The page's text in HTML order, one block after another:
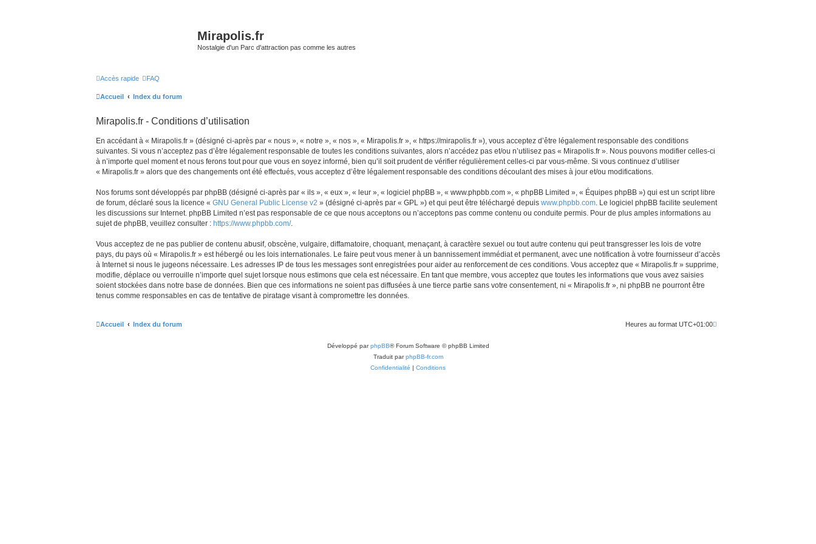
Mirapolis.fr
Nostalgie d'un Parc d'attraction pas comme les autres
Accès rapide FAQ
Accueil Index du forum
Mirapolis.fr - Conditions d’utilisation
En accédant à « Mirapolis.fr » (désigné ci-après par « nous », « notre », « nos », « Mirapolis.fr », « https://mirapolis.fr »), vous acceptez d’être légalement responsable des conditions
suivantes. Si vous n’acceptez pas d’être légalement responsable de toutes les conditions suivantes, alors n’accédez pas et/ou n’utilisez pas « Mirapolis.fr ». Nous pouvons modifier celles-ci
à n’importe quel moment et nous ferons tout pour que vous en soyez informé, bien qu’il soit prudent de vérifier régulièrement celles-ci par vous-même. Si vous continuez d’utiliser
« Mirapolis.fr » alors que des changements ont été effectués, vous acceptez d’être légalement responsable des conditions découlant des mises à jour et/ou modifications.
Nos forums sont développés par phpBB (désigné ci-après par « ils », « eux », « leur », « logiciel phpBB », « www.phpbb.com », « phpBB Limited », « Équipes phpBB ») qui est un script libre
de forum, déclaré sous la licence « GNU General Public License v2 » (désigné ci-après par « GPL ») et qui peut être téléchargé depuis www.phpbb.com . Le logiciel phpBB facilite seulement
les discussions sur Internet. phpBB Limited n’est pas responsable de ce que nous acceptons ou n’acceptons pas comme contenu ou conduite permis. Pour de plus amples informations au
sujet de phpBB, veuillez consulter : https://www.phpbb.com/.
Vous acceptez de ne pas publier de contenu abusif, obscène, vulgaire, diffamatoire, choquant, menaçant, à caractère sexuel ou tout autre contenu qui peut transgresser les lois de votre
pays, du pays où « Mirapolis.fr » est hébergé ou les lois internationales. Le faire peut vous mener à un bannissement immédiat et permanent, avec une notification à votre fournisseur d’accès
à Internet si nous le jugeons nécessaire. Les adresses IP de tous les messages sont enregistrées pour aider au renforcement de ces conditions. Vous acceptez que « Mirapolis.fr » supprime,
modifie, déplace ou verrouille n’importe quel sujet lorsque nous estimons que cela est nécessaire. En tant que membre, vous acceptez que toutes les informations que vous avez saisies
soient stockées dans notre base de données. Bien que ces informations ne soient pas diffusées à une tierce partie sans votre consentement, ni « Mirapolis.fr », ni phpBB ne pourront être
tenus comme responsables en cas de tentative de piratage visant à compromettre les données.
Accueil Index du forum Heures au format UTC+01:00
Développé parphpBB® Forum Software © phpBB Limited
Traduit parphpBB-fr.com
Confidentialité | Conditions